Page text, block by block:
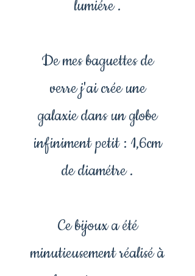
lumiére .
De mes baguettes de
verre j'ai crée une
galaxie dans un globe
infiniment petit : 1,6cm
de diamétre .
Ce bijoux a été
minutieusement réalisé à